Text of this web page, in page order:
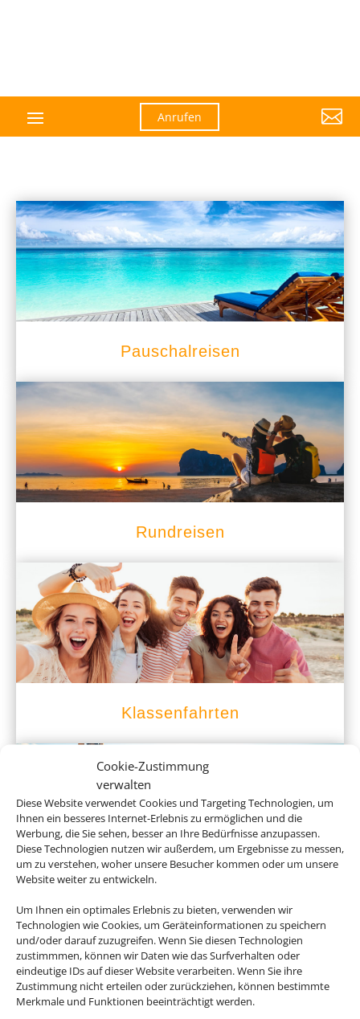
Cookie-Zustimmung
verwalten
Diese Website verwendet Cookies und Targeting Technologien, um
Ihnen ein besseres Internet-Erlebnis zu ermöglichen und die
Werbung, die Sie sehen, besser an Ihre Bedürfnisse anzupassen.
Diese Technologien nutzen wir außerdem, um Ergebnisse zu messen,
um zu verstehen, woher unsere Besucher kommen oder um unsere
Website weiter zu entwickeln.
Um Ihnen ein optimales Erlebnis zu bieten, verwenden wir
Technologien wie Cookies, um Geräteinformationen zu speichern
und/oder darauf zuzugreifen. Wenn Sie diesen Technologien
zustimmmen, können wir Daten wie das Surfverhalten oder
eindeutige IDs auf dieser Website verarbeiten. Wenn Sie ihre
Zustimmung nicht erteilen oder zurückziehen, können bestimmte
Merkmale und Funktionen beeinträchtigt werden.
Anrufen 
Pauschalreisen
Rundreisen
Klassenfahrten
Empfehlungen für Ihre Reise
Sinnvolle Extras, die oft dazu gebucht werden.